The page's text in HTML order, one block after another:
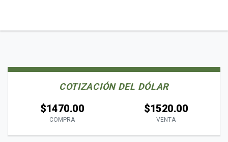
COTIZACIÓN DEL DÓLAR
$1470.00
COMPRA
$1520.00
VENTA